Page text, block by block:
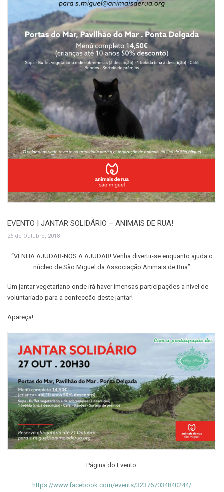
EVENTO | JANTAR SOLIDÁRIO – ANIMAIS DE RUA!
26 de Outubro, 2018
“VENHA AJUDAR-NOS A AJUDAR! Venha divertir-se enquanto ajuda o
núcleo de São Miguel da Associação Animais de Rua”
Um jantar vegetariano onde irá haver imensas participações a nível de
voluntariado para a confecção deste jantar!
Apareça!
Página do Evento:
https://www.facebook.com/events/323767034840244/